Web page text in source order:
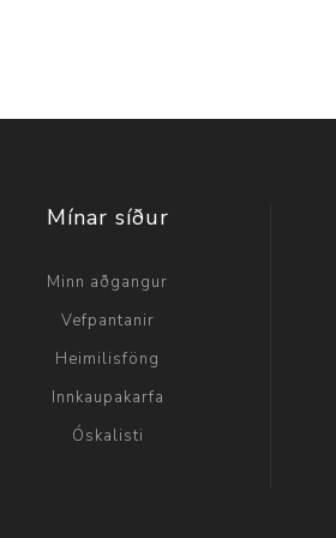
Mínar síður
Minn aðgangur
Vefpantanir
Heimilisföng
Innkaupakarfa
Óskalisti